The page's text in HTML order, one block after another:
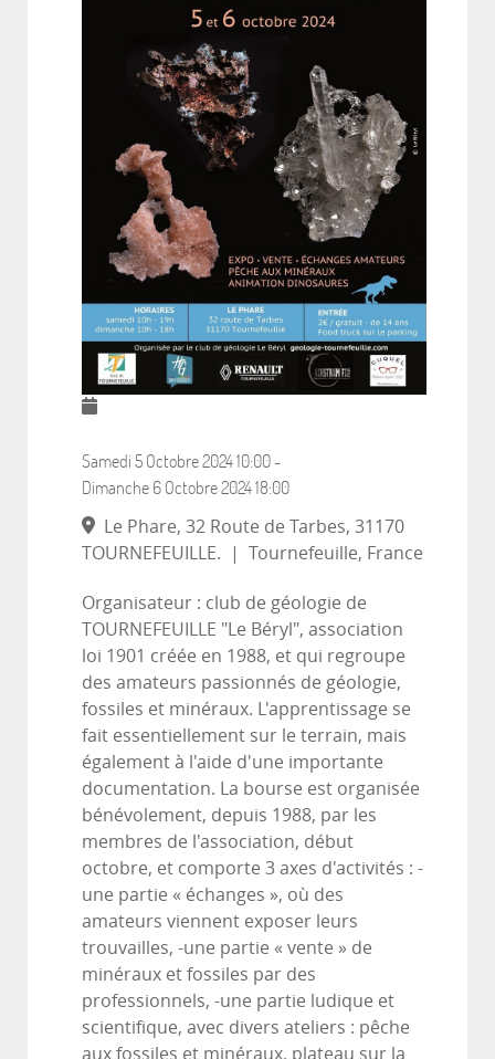
Samedi 5 Octobre 202410:00 -
Dimanche 6 Octobre 202418:00
Le Phare, 32 Route de Tarbes, 31170
TOURNEFEUILLE.
| Tournefeuille, France
Organisateur : club de géologie de
TOURNEFEUILLE "Le Béryl", association
loi 1901 créée en 1988, et qui regroupe
des amateurs passionnés de géologie,
fossiles et minéraux. L'apprentissage se
fait essentiellement sur le terrain, mais
également à l'aide d'une importante
documentation. La bourse est organisée
bénévolement, depuis 1988, par les
membres de l'association, début
octobre, et comporte 3 axes d'activités : -
une partie « échanges », où des
amateurs viennent exposer leurs
trouvailles, -une partie « vente » de
minéraux et fossiles par des
professionnels, -une partie ludique et
scientifique, avec divers ateliers : pêche
aux fossiles et minéraux, plateau sur la